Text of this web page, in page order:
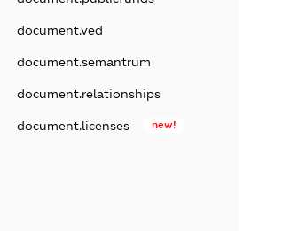
document.ved
document.semantrum
document.relationships
document.licenses new!